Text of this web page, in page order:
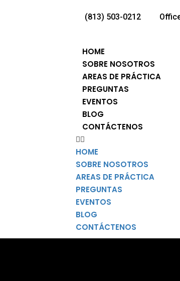
(813) 503-0212
HOME
SOBRE NOSOTROS
AREAS DE PRÁCTICA
PREGUNTAS
EVENTOS
BLOG
CONTÁCTENOS
HOME
SOBRE NOSOTROS
AREAS DE PRÁCTICA
PREGUNTAS
EVENTOS
BLOG
CONTÁCTENOS